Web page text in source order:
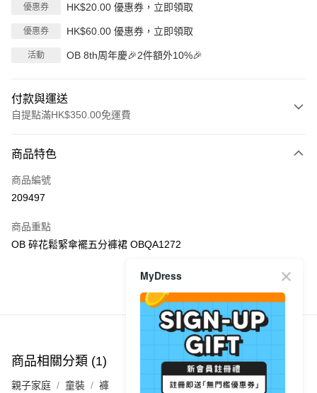
優惠券 HK$20.00 優惠券，立即領取
優惠券 HK$60.00 優惠券，立即領取
活動 OB 8th周年慶🎉2件額外10%🎉
付款與運送
自提點滿HK$350.00免運費
信用卡
Apple Pay
PayMe
每筆HK$40.00，滿HK$350.00或以上免運費
付款後順豐站及營業點
每筆HK$40.00，滿HK$350.00或以上免運費
商品特色
商品編號
209497
商品重點
OB 碎花鬆緊傘襬五分褲裙 OBQA1272
商品推薦
商品相關分類 (1)
親子家庭 童裝 褲
MyDress